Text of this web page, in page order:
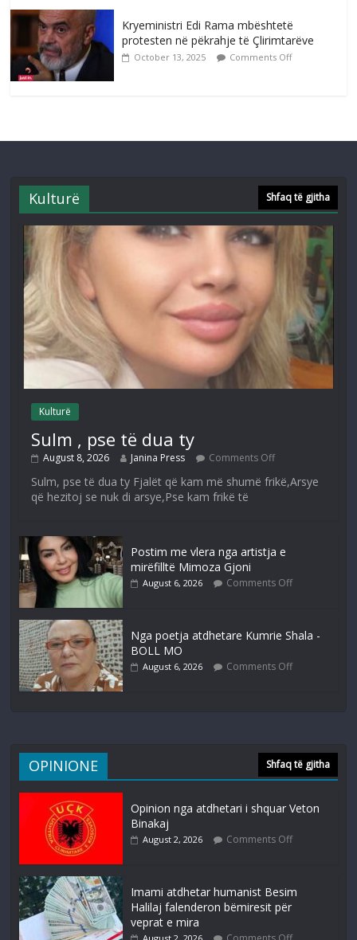
Kryeministri Edi Rama mbështetë
protesten në pëkrahje të Çlirimtarëve
October 13, 2025 Comments Off
Kulturë Shfaq të gjitha
Kulturë
Sulm , pse të dua ty
August 8, 2026 Janina Press Comments Off
Sulm, pse të dua ty Fjalët që kam më shumë frikë,Arsye
që hezitoj se nuk di arsye,Pse kam frikë të
Postim me vlera nga artistja e
mirëfilltë Mimoza Gjoni
August 6, 2026 Comments Off
Nga poetja atdhetare Kumrie Shala -
BOLL MO
August 6, 2026 Comments Off
OPINIONE Shfaq të gjitha
Opinion nga atdhetari i shquar Veton
Binakaj
August 2, 2026 Comments Off
Imami atdhetar humanist Besim
Halilaj falenderon bëmiresit për
veprat e mira